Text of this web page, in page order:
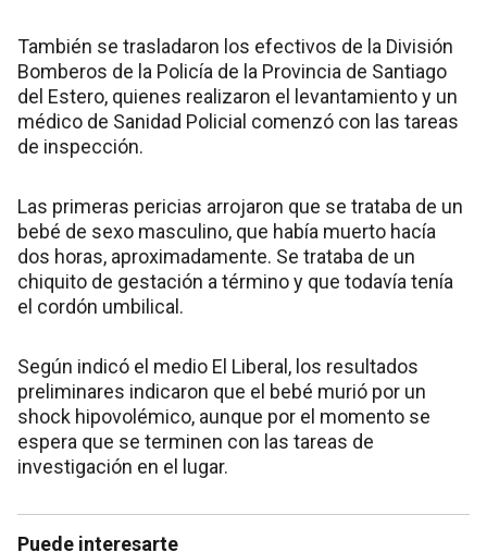
También se trasladaron los efectivos de la División
Bomberos de la Policía de la Provincia de Santiago
del Estero, quienes realizaron el levantamiento y un
médico de Sanidad Policial comenzó con las tareas
de inspección.
Las primeras pericias arrojaron que se trataba de un
bebé de sexo masculino, que había muerto hacía
dos horas, aproximadamente. Se trataba de un
chiquito de gestación a término y que todavía tenía
el cordón umbilical.
Según indicó el medio El Liberal, los resultados
preliminares indicaron que el bebé murió por un
shock hipovolémico, aunque por el momento se
espera que se terminen con las tareas de
investigación en el lugar.
Puede interesarte